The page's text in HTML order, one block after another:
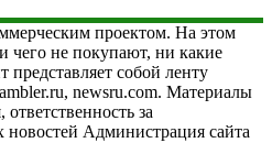
проектом. На этом
чего не покупают, ни какие
представляет собой ленту
newsru.com. Материалы
за
новостей Администрация сайта